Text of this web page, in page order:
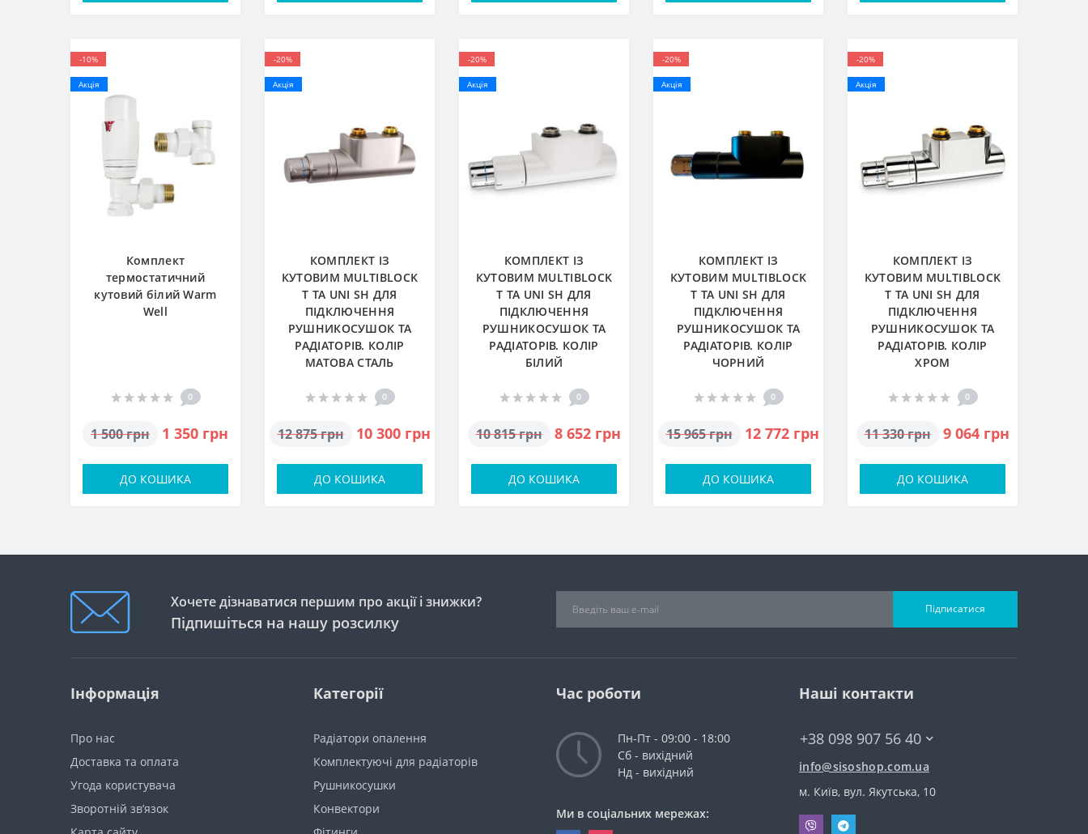
-10%
Акція
Комплект
термостатичний
кутовий білий Warm
Well
0
1 500 грн 1 350 грн
ДО КОШИКА
-20%
Акція
КОМПЛЕКТ ІЗ
КУТОВИМ MULTIBLOCK
T ТА UNI SH ДЛЯ
ПІДКЛЮЧЕННЯ
РУШНИКОСУШОК ТА
РАДІАТОРІВ. КОЛІР
МАТОВА СТАЛЬ
0
12 875 грн 10 300 грн
ДО КОШИКА
-20%
Акція
КОМПЛЕКТ ІЗ
КУТОВИМ MULTIBLOCK
T ТА UNI SH ДЛЯ
ПІДКЛЮЧЕННЯ
РУШНИКОСУШОК ТА
РАДІАТОРІВ. КОЛІР
БІЛИЙ
0
10 815 грн 8 652 грн
ДО КОШИКА
-20%
Акція
КОМПЛЕКТ ІЗ
КУТОВИМ MULTIBLOCK
T ТА UNI SH ДЛЯ
ПІДКЛЮЧЕННЯ
РУШНИКОСУШОК ТА
РАДІАТОРІВ. КОЛІР
ЧОРНИЙ
0
15 965 грн 12 772 грн
ДО КОШИКА
-20%
Акція
КОМПЛЕКТ ІЗ
КУТОВИМ MULTIBLOCK
T ТА UNI SH ДЛЯ
ПІДКЛЮЧЕННЯ
РУШНИКОСУШОК ТА
РАДІАТОРІВ. КОЛІР
ХРОМ
0
11 330 грн 9 064 грн
ДО КОШИКА
Хочете дізнаватися першим про акції і знижки?
Підпишіться на нашу розсилку
Підписатися
Інформація
Про нас
Доставка та оплата
Угода користувача
Зворотній зв’язок
Категорії
Радіатори опалення
Комплектуючі для радіаторів
Рушникосушки
Конвектори
Час роботи
Пн-Пт - 09:00 - 18:00
Сб - вихідний
Нд - вихідний
Ми в соціальних мережах:
Наші контакти
+38 098 907 56 40
info@sisoshop.com.ua
м. Київ, вул. Якутська, 10